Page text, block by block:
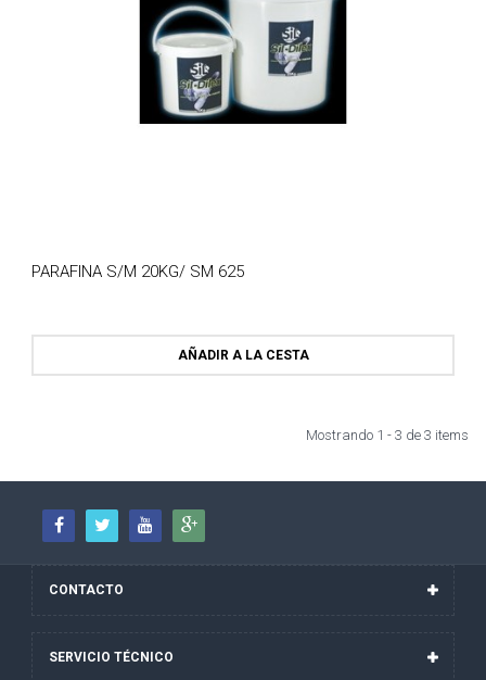
PARAFINA S/M 20KG/ SM 625
AÑADIR A LA CESTA
Mostrando 1 - 3 de 3 items
CONTACTO
SERVICIO TÉCNICO